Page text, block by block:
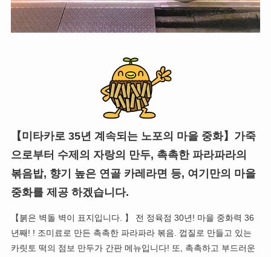
【미타카로 35년 계속되는 노포의 마을 중화】가죽
으로부터 수제의 자랑의 만두, 촉촉한 파라파라의
볶음밥, 향기 높은 연골 카레라면 등, 여기만의 마을
중화를 제공 하겠습니다.
【붉은 벽돌 벽이 표지입니다. 】 전 정육점 30년! 마을 중화력 36
년째! ! 조미료로 만든 촉촉한 파라파라 볶음. 껍질로 만들고 있는
카릿토 떡의 점보 만두가 간판 메뉴입니다! 또, 촉촉하고 부드러운